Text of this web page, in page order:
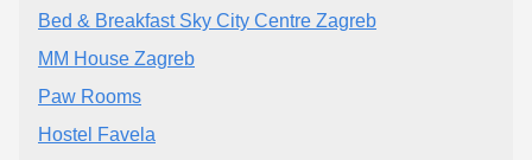
Bed & Breakfast Sky City Centre Zagreb
MM House Zagreb
Paw Rooms
Hostel Favela